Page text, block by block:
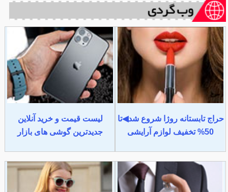
حراج تابستانه روژا شروع شد◀تا
50% تخفیف لوازم آرایشی
لیست قیمت و خرید آنلاین
جدیدترین گوشی های بازار